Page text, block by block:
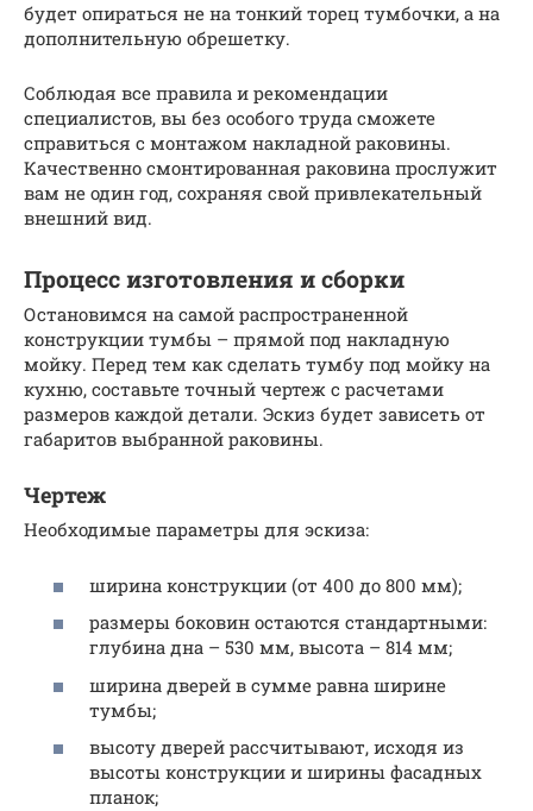
будет опираться не на тонкий торец тумбочки, а на
дополнительную обрешетку.
Соблюдая все правила и рекомендации
специалистов, вы без особого труда сможете
справиться с монтажом накладной раковины.
Качественно смонтированная раковина прослужит
вам не один год, сохраняя свой привлекательный
внешний вид.
Процесс изготовления и сборки
Остановимся на самой распространенной
конструкции тумбы – прямой под накладную
мойку. Перед тем как сделать тумбу под мойку на
кухню, составьте точный чертеж с расчетами
размеров каждой детали. Эскиз будет зависеть от
габаритов выбранной раковины.
Чертеж
Необходимые параметры для эскиза:
ширина конструкции (от 400 до 800 мм);
размеры боковин остаются стандартными:
глубина дна – 530 мм, высота – 814 мм;
ширина дверей в сумме равна ширине
тумбы;
высоту дверей рассчитывают, исходя из
высоты конструкции и ширины фасадных
планок;